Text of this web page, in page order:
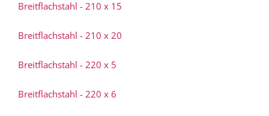
Breitflachstahl - 210 x 15
Breitflachstahl - 210 x 20
Breitflachstahl - 220 x 5
Breitflachstahl - 220 x 6